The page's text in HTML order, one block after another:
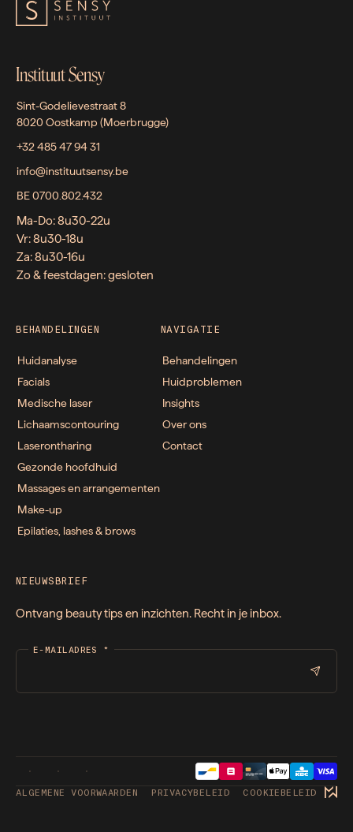
Instituut Sensy
Sint-Godelievestraat 8
8020 Oostkamp (Moerbrugge)
+32 485 47 94 31
info@instituutsensy.be
BE 0700.802.432
Ma-Do: 8u30-22u
Vr: 8u30-18u
Za: 8u30-16u
Zo & feestdagen: gesloten
BEHANDELINGEN
Huidanalyse
Facials
Medische laser
Lichaamscontouring
Laserontharing
Gezonde hoofdhuid
Massages en arrangementen
Make-up
Epilaties, lashes & brows
NAVIGATIE
Behandelingen
Huidproblemen
Insights
Over ons
Contact
NIEUWSBRIEF
Ontvang beauty tips en inzichten. Recht in je inbox.
E-MAILADRES *
ALGEMENE VOORWAARDEN PRIVACYBELEID COOKIEBELEID